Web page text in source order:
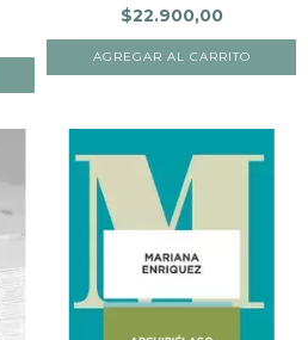
$22.900,00